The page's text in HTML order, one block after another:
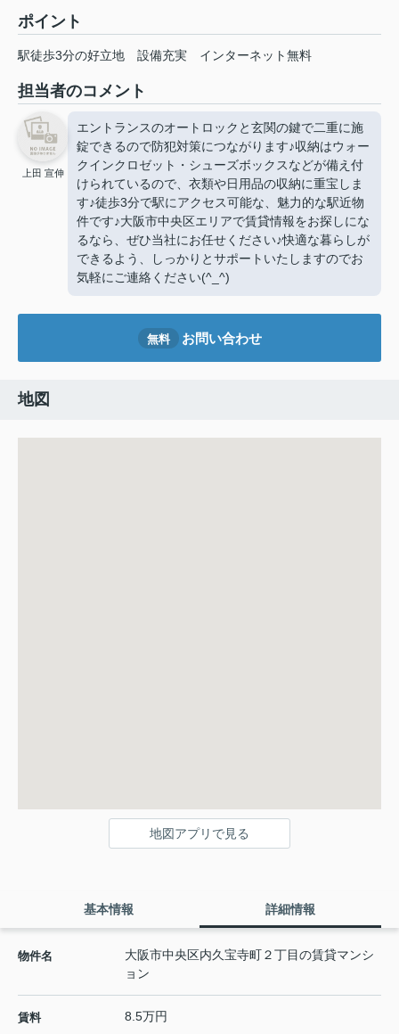
ポイント
駅徒歩3分の好立地 設備充実 インターネット無料
担当者のコメント
上田 宣伸
エントランスのオートロックと玄関の鍵で二重に施
錠できるので防犯対策につながります♪収納はウォー
クインクロゼット・シューズボックスなどが備え付
けられているので、衣類や日用品の収納に重宝しま
す♪徒歩3分で駅にアクセス可能な、魅力的な駅近物
件です♪大阪市中央区エリアで賃貸情報をお探しにな
るなら、ぜひ当社にお任せください♪快適な暮らしが
できるよう、しっかりとサポートいたしますのでお
気軽にご連絡ください(^_^)
無料 お問い合わせ
地図
地図アプリで見る
基本情報 詳細情報
物件名
大阪市中央区内久宝寺町２丁目の賃貸マンシ
ョン
賃料 8.5万円